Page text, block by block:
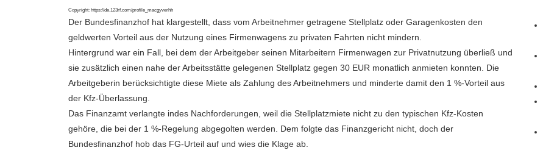
Copyright:https://de.123rf.com/profile_macgyverhh
Der Bundesfinanzhof hat klargestellt, dass vom Arbeitnehmer getragene Stellplatz oder Garagenkosten den
geldwerten Vorteil aus der Nutzung eines Firmenwagens zu privaten Fahrten nicht mindern.
Hintergrund war ein Fall, bei dem der Arbeitgeber seinen Mitarbeitern Firmenwagen zur Privatnutzung überließ und
sie zusätzlich einen nahe der Arbeitsstätte gelegenen Stellplatz gegen 30 EUR monatlich anmieten konnten. Die
Arbeitgeberin berücksichtigte diese Miete als Zahlung des Arbeitnehmers und minderte damit den 1 %-Vorteil aus
der Kfz-Überlassung.
Das Finanzamt verlangte indes Nachforderungen, weil die Stellplatzmiete nicht zu den typischen Kfz-Kosten
gehöre, die bei der 1 %-Regelung abgegolten werden. Dem folgte das Finanzgericht nicht, doch der
Bundesfinanzhof hob das FG-Urteil auf und wies die Klage ab.